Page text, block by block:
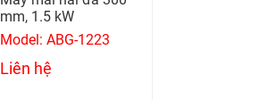
mm, 1.5 kW
Model: ABG-1223
Liên hệ